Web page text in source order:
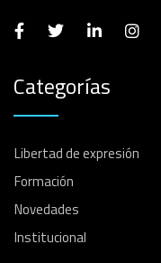
Categorías
Libertad de expresión
Formación
Novedades
Institucional